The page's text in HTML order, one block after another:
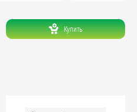
Купить